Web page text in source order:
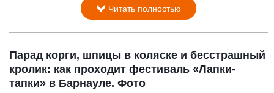
Читать полностью
Парад корги, шпицы в коляске и бесстрашный
кролик: как проходит фестиваль «Лапки-
тапки» в Барнауле. Фото